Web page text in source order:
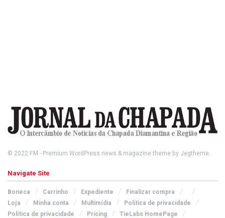
© 2022 FM - Premium WordPress news & magazine theme by Jegtheme.
Navigate Site
Boneca Carrinho Expediente
Finalizar compra
Loja
Minha conta Multimídia
Política de privacidade
Política de privacidade
Pricing TieLabs HomePage